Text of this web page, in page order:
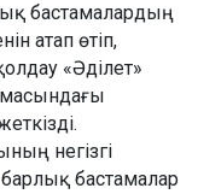
бастамалардың
атап өтіп,
«Әділет»
негізгі
бастамалар